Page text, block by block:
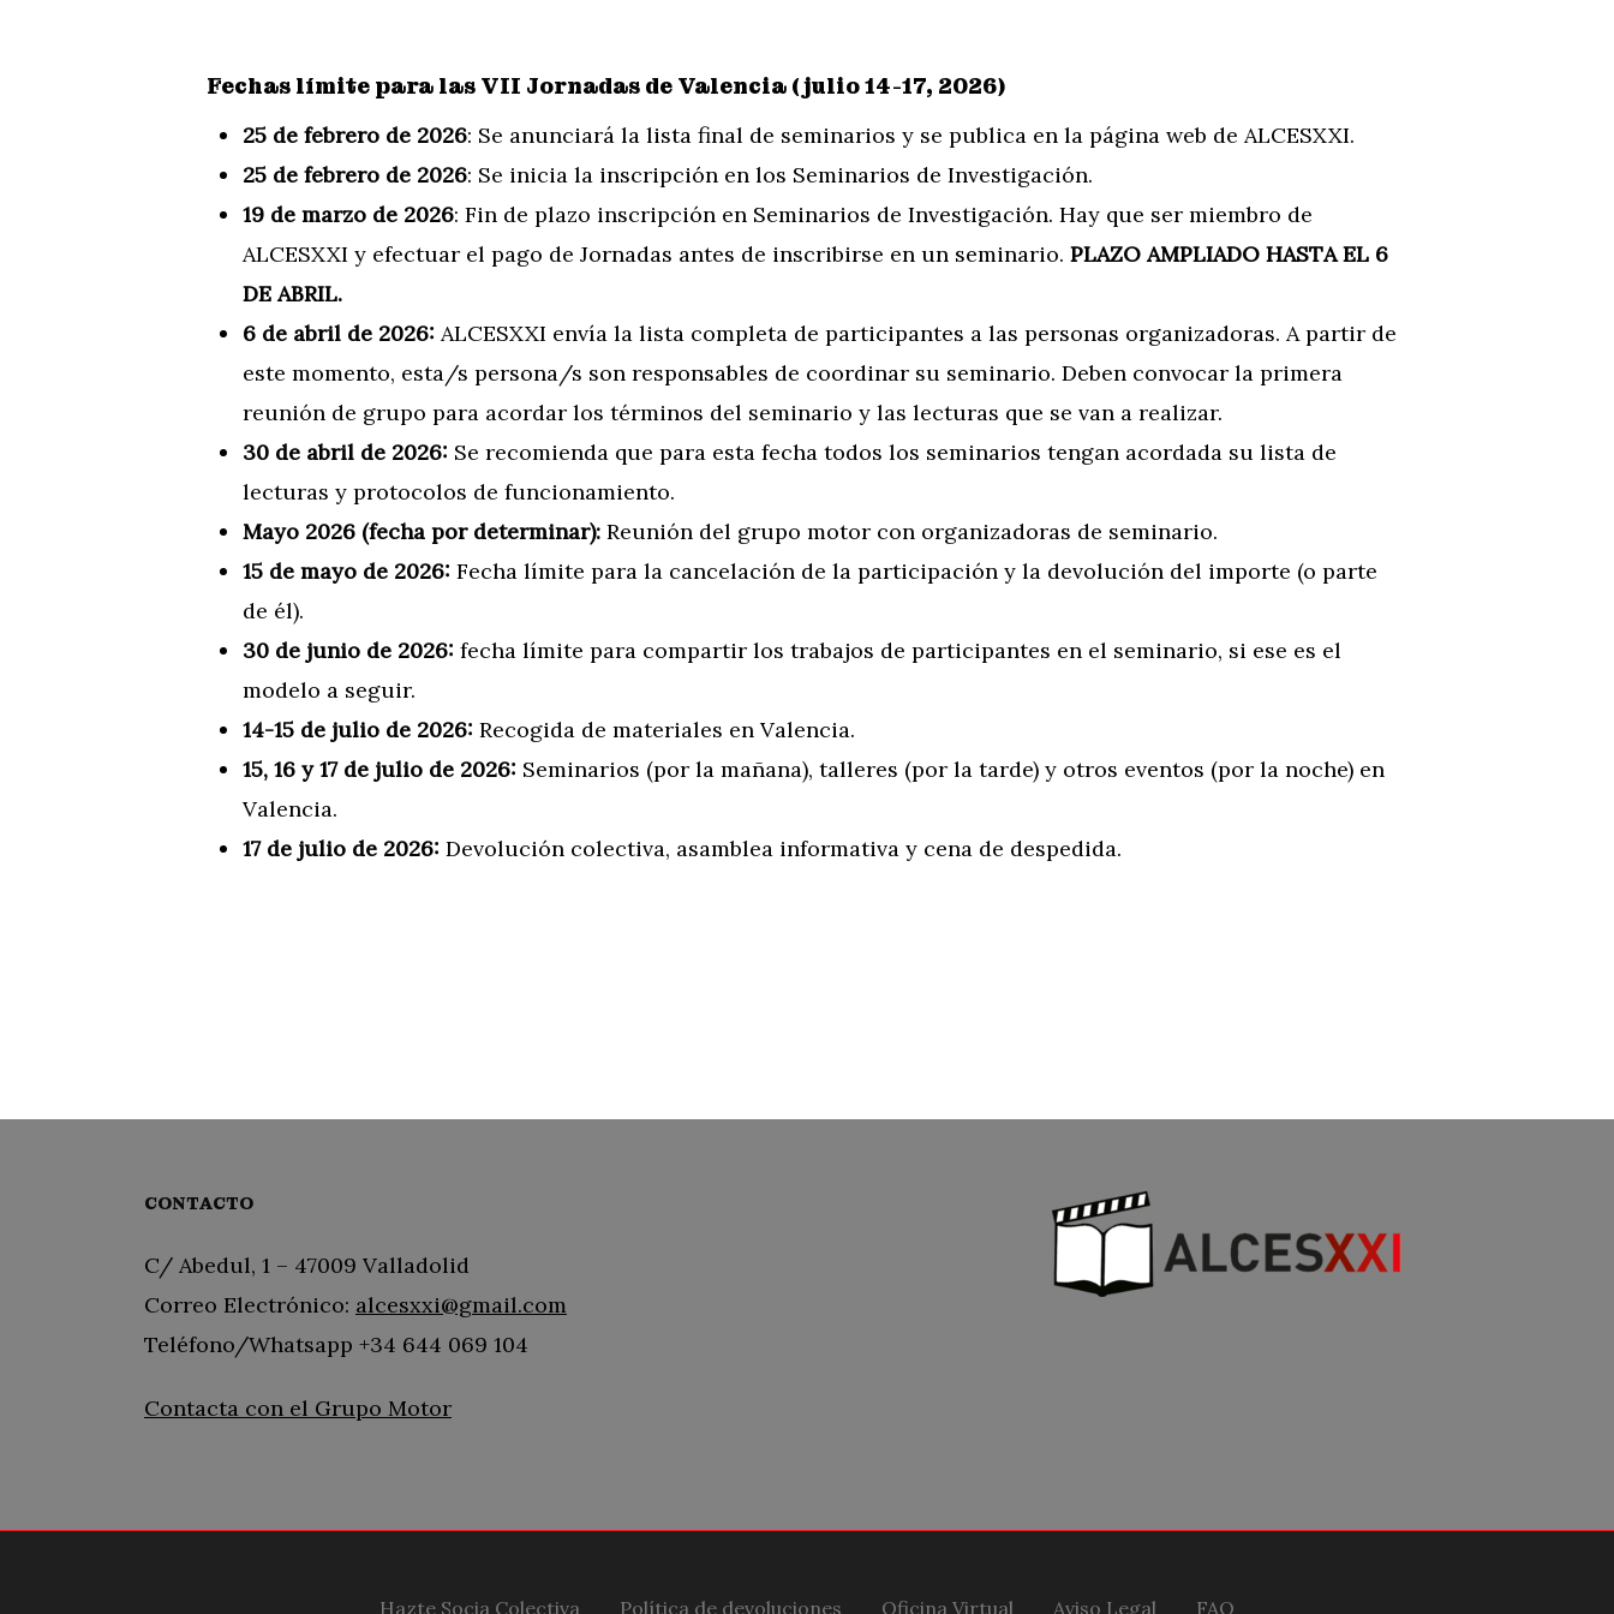
Fechas límite para las VII Jornadas de Valencia (julio 14-17, 2026)
25 de febrero de 2026: Se anunciará la lista final de seminarios y se publica en la página web de ALCESXXI.
25 de febrero de 2026: Se inicia la inscripción en los Seminarios de Investigación.
19 de marzo de 2026: Fin de plazo inscripción en Seminarios de Investigación. Hay que ser miembro de
ALCESXXI y efectuar el pago de Jornadas antes de inscribirse en un seminario. PLAZO AMPLIADO HASTA EL 6
DE ABRIL.
6 de abril de 2026: ALCESXXI envía la lista completa de participantes a las personas organizadoras. A partir de
este momento, esta/s persona/s son responsables de coordinar su seminario. Deben convocar la primera
reunión de grupo para acordar los términos del seminario y las lecturas que se van a realizar.
30 de abril de 2026: Se recomienda que para esta fecha todos los seminarios tengan acordada su lista de
lecturas y protocolos de funcionamiento.
Mayo 2026 (fecha por determinar): Reunión del grupo motor con organizadoras de seminario.
15 de mayo de 2026: Fecha límite para la cancelación de la participación y la devolución del importe (o parte
de él).
30 de junio de 2026: fecha límite para compartir los trabajos de participantes en el seminario, si ese es el
modelo a seguir.
14-15 de julio de 2026: Recogida de materiales en Valencia.
15, 16 y 17 de julio de 2026: Seminarios (por la mañana), talleres (por la tarde) y otros eventos (por la noche) en
Valencia.
17 de julio de 2026: Devolución colectiva, asamblea informativa y cena de despedida.
CONTACTO
C/ Abedul, 1 – 47009 Valladolid
Correo Electrónico: alcesxxi@gmail.com
Teléfono/Whatsapp +34 644 069 104
Contacta con el Grupo Motor
Hazte Socia Colectiva Política de devoluciones Oficina Virtual Aviso Legal FAQ